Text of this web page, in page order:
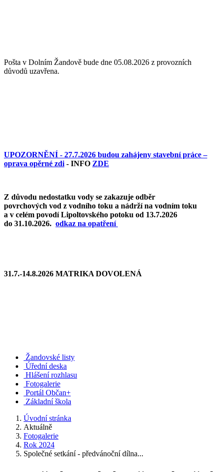
Pošta v Dolním Žandově bude dne 05.08.2026 z provozních
důvodů uzavřena.
UPOZORNĚNÍ - 27.7.2026 budou zahájeny stavební práce –
oprava opěrné zdi - INFO ZDE
Z důvodu nedostatku vody se zakazuje odběr
povrchových vod z vodního toku a nádrží na vodním toku
a v celém povodí Lipoltovského potoku od 13.7.2026
do 31.10.2026. odkaz na opatření
31.7.-14.8.2026 MATRIKA DOVOLENÁ
Žandovské listy
Úřední deska
Hlášení rozhlasu
Fotogalerie
Portál Občan+
Základní škola
Úvodní stránka
Aktuálně
Fotogalerie
Rok 2024
Společné setkání - předvánoční dílna...